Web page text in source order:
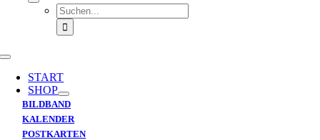
Suche
nach:
Toggle
NavigationSTART
SHOP
BILDBAND
KALENDER
POSTKARTEN